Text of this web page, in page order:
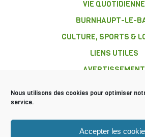
Nous utilisons des cookies pour optimiser
service.
Accepter les
VIE QUOTIDIENNE
BURNHAUPT-LE-
CULTURE, SPORTS &
LIENS UTILES
AVERTISSEMENT